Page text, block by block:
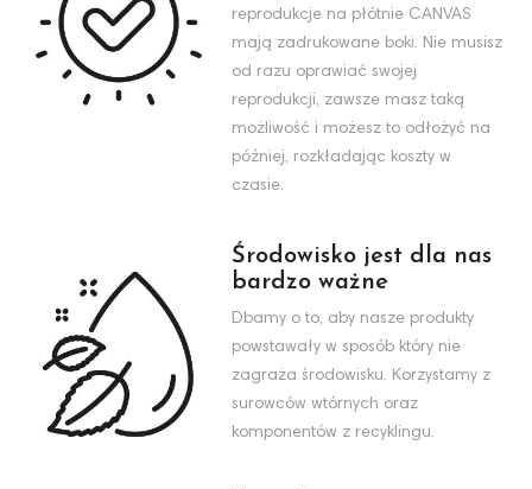
reprodukcje na płótnie CANVAS
mają zadrukowane boki. Nie musisz
od razu oprawiać swojej
reprodukcji, zawsze masz taką
możliwość i możesz to odłożyć na
później, rozkładając koszty w
czasie.
Środowisko jest dla nas
bardzo ważne
Dbamy o to, aby nasze produkty
powstawały w sposób który nie
zagraża środowisku. Korzystamy z
surowców wtórnych oraz
komponentów z recyklingu.